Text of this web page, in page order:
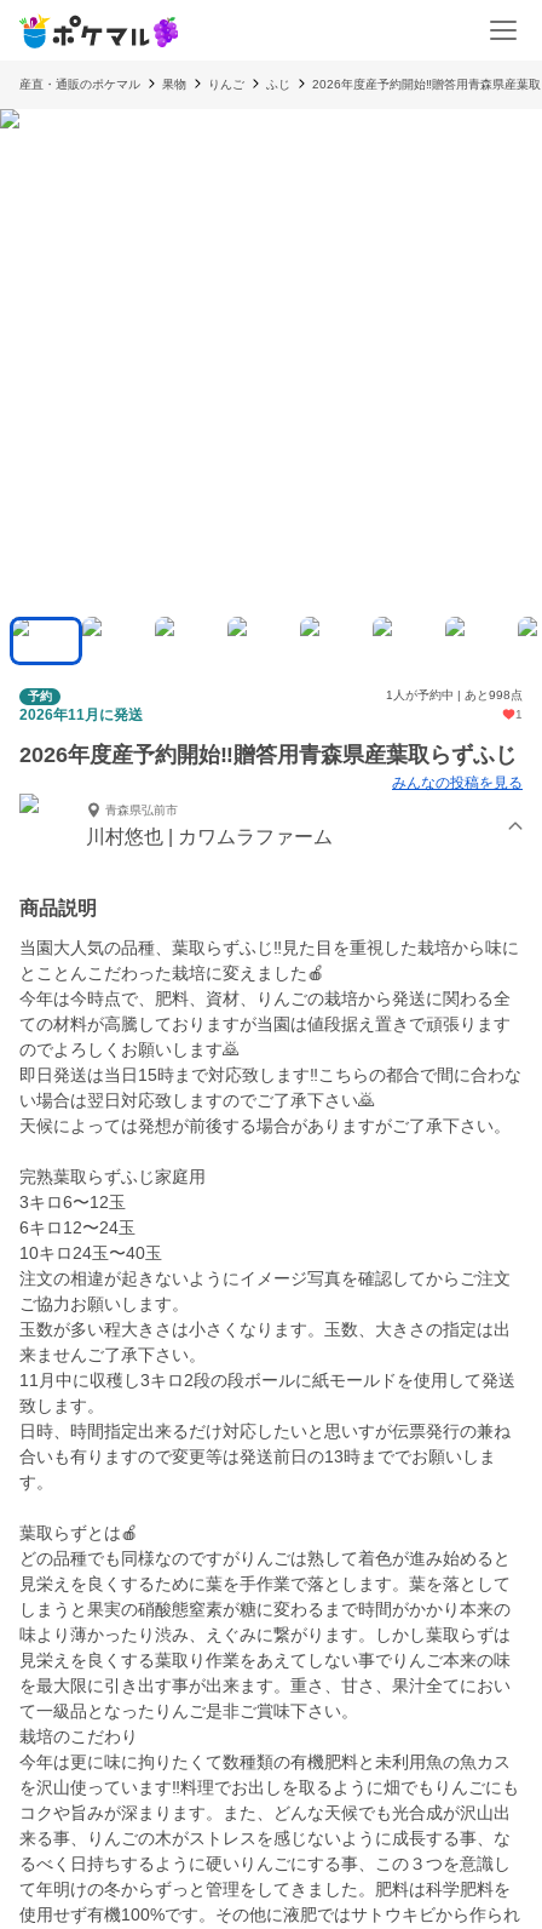
産直・通販のポケマル 果物 りんご ふじ 2026年度産予約開始‼️贈答用青森県産葉
予約 1人が予約中 | あと998点
2026年11月に発送 1
2026年度産予約開始‼️贈答用青森県産葉取らずふじ
みんなの投稿を見る
青森県弘前市
川村悠也 | カワムラファーム
商品説明
当園大人気の品種、葉取らずふじ‼️見た目を重視した栽培から味に
とことんこだわった栽培に変えました🍎
今年は今時点で、肥料、資材、りんごの栽培から発送に関わる全
ての材料が高騰しておりますが当園は値段据え置きで頑張ります
のでよろしくお願いします🙇
即日発送は当日15時まで対応致します‼️こちらの都合で間に合わな
い場合は翌日対応致しますのでご了承下さい🙇
天候によっては発想が前後する場合がありますがご了承下さい。
完熟葉取らずふじ家庭用
3キロ6〜12玉
6キロ12〜24玉
10キロ24玉〜40玉
注文の相違が起きないようにイメージ写真を確認してからご注文
ご協力お願いします。
玉数が多い程大きさは小さくなります。玉数、大きさの指定は出
来ませんご了承下さい。
11月中に収穫し3キロ2段の段ボールに紙モールドを使用して発送
致します。
日時、時間指定出来るだけ対応したいと思いすが伝票発行の兼ね
合いも有りますので変更等は発送前日の13時まででお願いしま
す。
葉取らずとは🍎
どの品種でも同様なのですがりんごは熟して着色が進み始めると
見栄えを良くするために葉を手作業で落とします。葉を落として
しまうと果実の硝酸態窒素が糖に変わるまで時間がかかり本来の
味より薄かったり渋み、えぐみに繋がります。しかし葉取らずは
見栄えを良くする葉取り作業をあえてしない事でりんご本来の味
を最大限に引き出す事が出来ます。重さ、甘さ、果汁全てにおい
て一級品となったりんご是非ご賞味下さい。
栽培のこだわり
今年は更に味に拘りたくて数種類の有機肥料と未利用魚の魚カス
を沢山使っています‼️料理でお出しを取るように畑でもりんごにも
コクや旨みが深まります。また、どんな天候でも光合成が沢山出
来る事、りんごの木がストレスを感じないように成長する事、な
るべく日持ちするように硬いりんごにする事、この３つを意識し
て年明けの冬からずっと管理をしてきました。肥料は科学肥料を
使用せず有機100%です。その他に液肥ではサトウキビから作られ